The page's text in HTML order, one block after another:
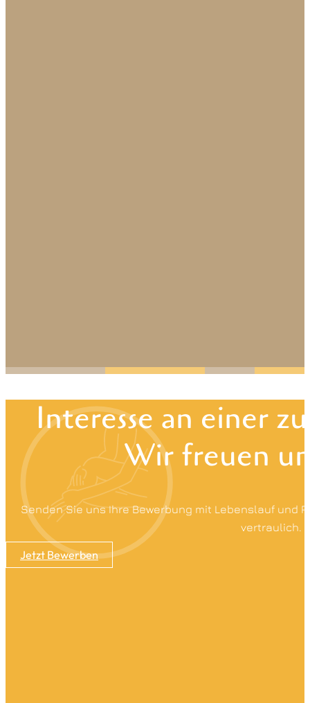
Interesse an einer
Wir freuen
Senden Sie uns Ihre Bewerbung mit Lebenslauf und
vertraulich.
Jetzt Bewerben